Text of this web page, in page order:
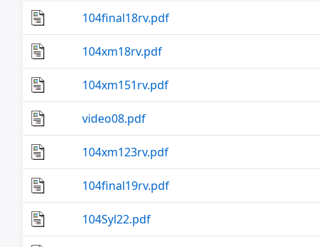
104final18rv.pdf
104xm18rv.pdf
104xm151rv.pdf
video08.pdf
104xm123rv.pdf
104final19rv.pdf
104Syl22.pdf